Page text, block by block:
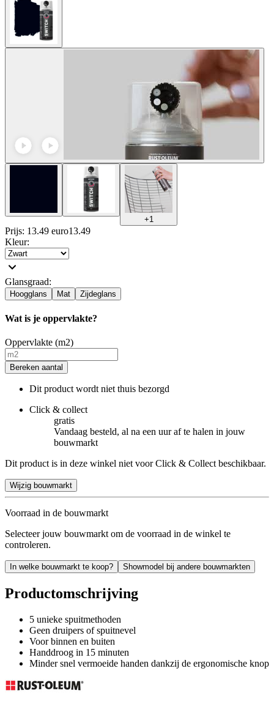
+1
Prijs: 13.49 euro13.49
Kleur:
Glansgraad:
Hoogglans Mat Zijdeglans
Wat is je oppervlakte?
Oppervlakte (m2)
Bereken aantal
Dit product wordt niet thuis bezorgd
Click & collect
gratis
Vandaag besteld, al na een uur af te halen in jouw
bouwmarkt
Dit product is in deze winkel niet voor Click & Collect beschikbaar.
Wijzig bouwmarkt
Voorraad in de bouwmarkt
Selecteer jouw bouwmarkt om de voorraad in de winkel te
controleren.
In welke bouwmarkt te koop? Showmodel bij andere bouwmarkten
Productomschrijving
5 unieke spuitmethoden
Geen druipers of spuitnevel
Voor binnen en buiten
Handdroog in 15 minuten
Minder snel vermoeide handen dankzij de ergonomische knop